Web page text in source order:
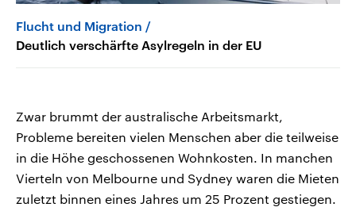
Flucht und Migration
Deutlich verschärfte Asylregeln in der EU
Zwar brummt der australische Arbeitsmarkt,
Probleme bereiten vielen Menschen aber die teilweise
in die Höhe geschossenen Wohnkosten. In manchen
Vierteln von Melbourne und Sydney waren die Mieten
zuletzt binnen eines Jahres um 25 Prozent gestiegen.